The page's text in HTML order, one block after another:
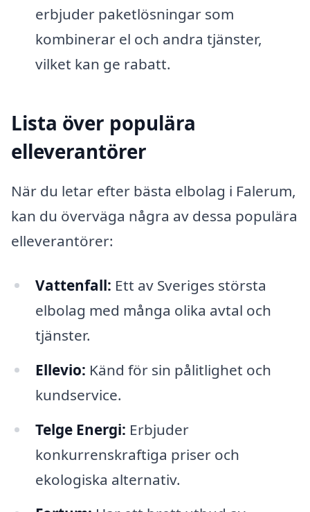
erbjuder paketlösningar som
kombinerar el och andra tjänster,
vilket kan ge rabatt.
Lista över populära
elleverantörer
När du letar efter bästa elbolag i Falerum,
kan du överväga några av dessa populära
elleverantörer:
Vattenfall: Ett av Sveriges största
elbolag med många olika avtal och
tjänster.
Ellevio: Känd för sin pålitlighet och
kundservice.
Telge Energi: Erbjuder
konkurrenskraftiga priser och
ekologiska alternativ.